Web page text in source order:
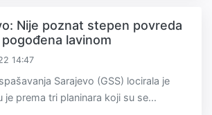
Nije poznat stepen povreda
lavinom
14:47
Sarajevo (GSS) locirala je
je prema tri planinara koji su se...